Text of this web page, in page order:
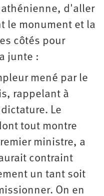
d'aller
le monument et la
côtés pour
junte :
mené par le
rappelant à
Le
tout montre
ministre, a
contraint
un tant soit
On en